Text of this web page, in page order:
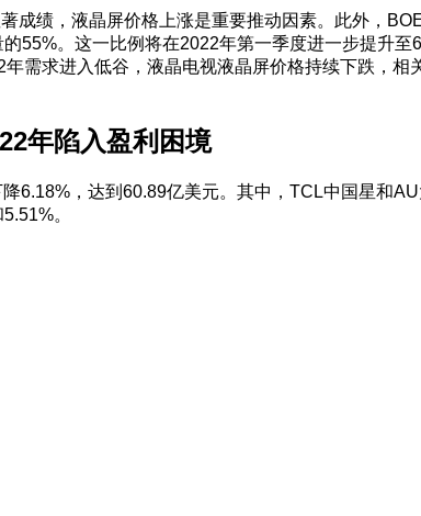
成绩，液晶屏价格上涨是重要推动因素。此外，
55%。这一比例将在2022年第一季度进一步提升至
需求进入低谷，液晶电视液晶屏价格持续下跌，相
年陷入盈利困境
6.18%，达到60.89亿美元。其中，TCL中国星和
。